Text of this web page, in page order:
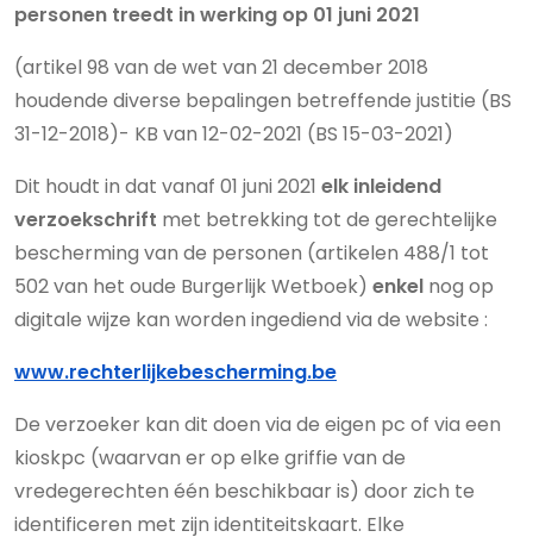
personen treedt in werking op 01 juni 2021
(artikel 98 van de wet van 21 december 2018
houdende diverse bepalingen betreffende justitie (BS
31-12-2018)- KB van 12-02-2021 (BS 15-03-2021)
Dit houdt in dat vanaf 01 juni 2021 elk inleidend
verzoekschrift met betrekking tot de gerechtelijke
bescherming van de personen (artikelen 488/1 tot
502 van het oude Burgerlijk Wetboek) enkel nog op
digitale wijze kan worden ingediend via de website :
www.rechterlijkebescherming.be
De verzoeker kan dit doen via de eigen pc of via een
kioskpc (waarvan er op elke griffie van de
vredegerechten één beschikbaar is) door zich te
identificeren met zijn identiteitskaart. Elke